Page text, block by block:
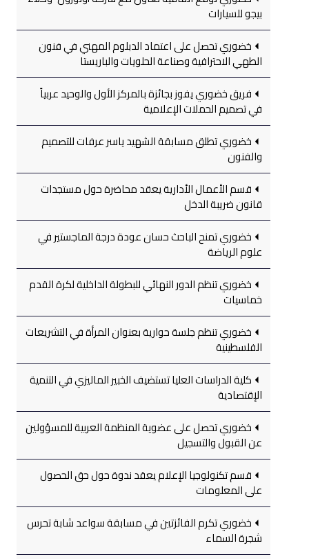
بيجو للسيارات
خضوري تحصل على اعتماد الدبلوم المهني في فنون
الطهي الاحترافية وصناعة الحلويات والباريستا
فريق خضوري يفوز بجائزة بالمركز الأول والوحيد عربياً
في تصميم الحملات الإعلامية
خضوري تطلق مسابقة الشهيد ياسر عرفات للتصميم
والفنون
قسم الأعمال الأدارية يعقد محاضرة حول مستجدات
قانون ضريبة الدخل
خضوري تمنح الباحث حسان عودة درجة الماجستير في
علوم الرياضة
خضوري تنظم الدور النهائي للبطولة الداخلية لكرة القدم
خماسيات
خضوري تنظم جلسة حوارية بعنوان المرأة في التشريعات
الفلسطينية
كلية الدراسات العليا تستضيف الخبير الماليزي في التنمية
الإقتصادية
خضوري تحصل على عضوية المنظمة العربية للمسؤولين
عن القبول والتسجيل
قسم تكنولوجيا الإعلام يعقد ندوة حول حق الحصول
على المعلومات
خضوري تكرم الفائزتين في مسابقة سواعد شابة تحرس
شجرة السماء